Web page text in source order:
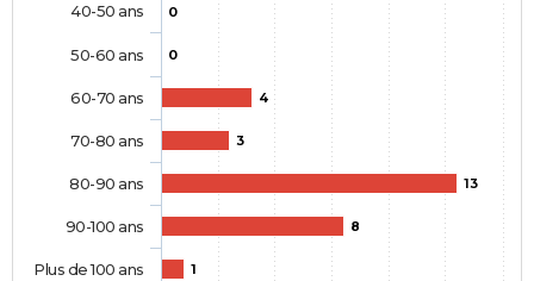
0
0
4
3
13
8
1
40-50 ans
50-60 ans
60-70 ans
70-80 ans
80-90 ans
90-100 ans
Plus de 100 ans